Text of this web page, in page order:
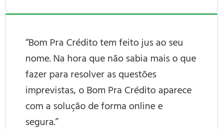
“Bom Pra Créditotem feito jus ao seu
nome. Na hora que não sabia mais o que
fazer para resolver as questões
imprevistas, oBom Pra Créditoaparece
com a solução de forma online e
segura.”